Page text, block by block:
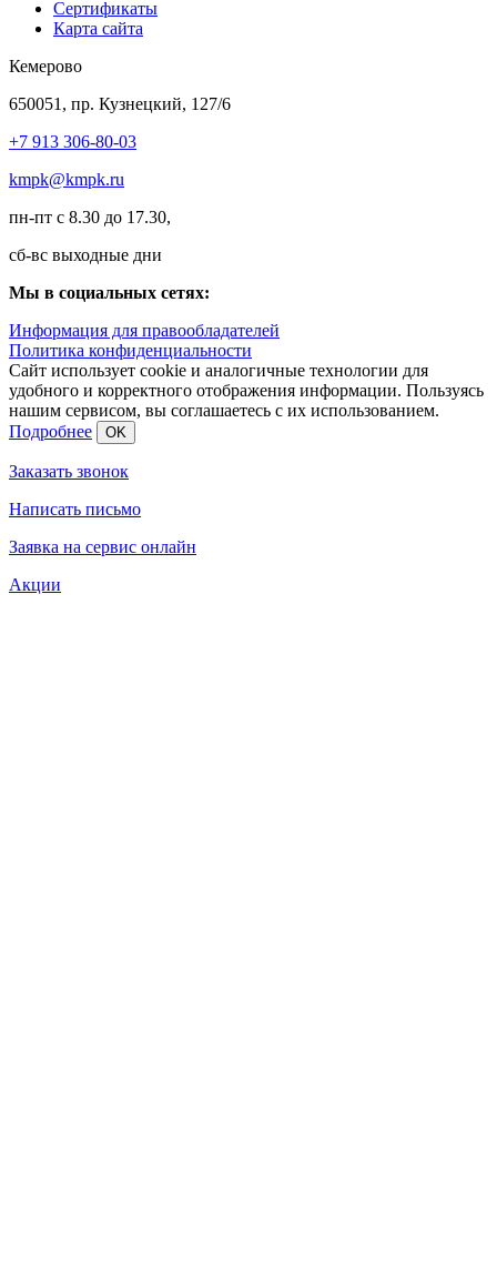
Сертификаты
Карта сайта
Кемерово
650051, пр. Кузнецкий, 127/6
+7 913 306-80-03
kmpk@kmpk.ru
пн-пт с 8.30 до 17.30,
сб-вс выходные дни
Мы в социальных сетях:
Информация для правообладателей
Политика конфиденциальности
Сайт использует cookie и аналогичные технологии для
удобного и корректного отображения информации. Пользуясь
нашим сервисом, вы соглашаетесь с их использованием.
Подробнее
OK
Заказать звонок
Написать письмо
Заявка на сервис онлайн
Акции